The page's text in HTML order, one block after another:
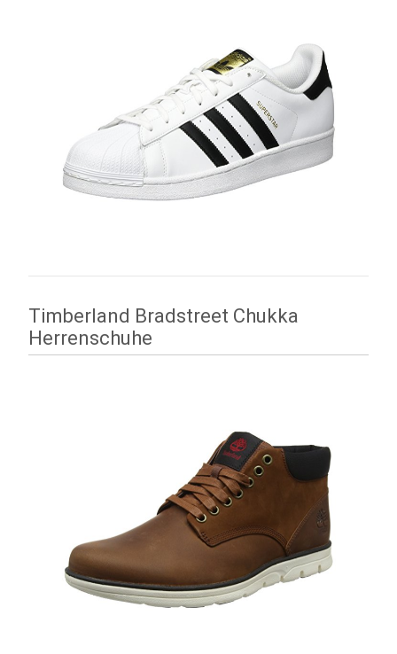
Timberland Bradstreet Chukka
Herrenschuhe